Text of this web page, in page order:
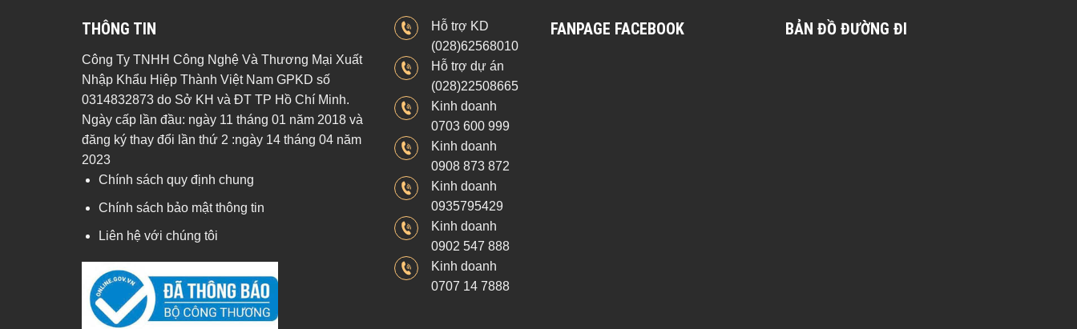
THÔNG TIN
Công Ty TNHH Công Nghệ Và Thương Mại Xuất
Nhập Khẩu Hiệp Thành Việt Nam GPKD số
0314832873 do Sở KH và ĐT TP Hồ Chí Minh.
Ngày cấp lần đầu: ngày 11 tháng 01 năm 2018 và
đăng ký thay đổi lần thứ 2 :ngày 14 tháng 04 năm
2023
Chính sách quy định chung
Chính sách bảo mật thông tin
Liên hệ với chúng tôi
Hỗ trợ KD
(028)62568010
Hỗ trợ dự án
(028)22508665
Kinh doanh
0703 600 999
Kinh doanh
0908 873 872
Kinh doanh
0935795429
Kinh doanh
0902 547 888
Kinh doanh
0707 14 7888
FANPAGE FACEBOOK BẢN ĐỒ ĐƯỜNG ĐI